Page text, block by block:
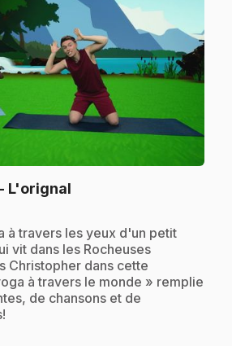
L'orignal
à travers les yeux d'un petit
vit dans les Rocheuses
Christopher dans cette
à travers le monde » remplie
de chansons et de